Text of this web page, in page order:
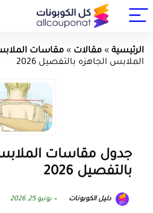
الرئيسية » مقالات » مقاسات
الملابس الجاهزه بالتفصيل 2026
جدول مقاسات
بالتفصيل 2026
دليل الكوبونات يونيو 25, 2026